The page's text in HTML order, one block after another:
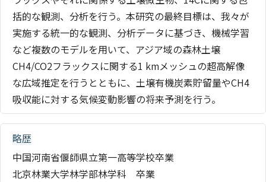
括的な観測、分析を行う。本研究の最終目標は、我々が
実施する統一的な観測、分析データに基づき、機械学習
など複数のモデルを用いて、アジア域の森林土壌
CH4/CO2フラックスに関する1 kmメッシュの超高解像
な広域推定を行うとともに、土壌有機炭素貯留量やCH4
吸収能に対する気候変動影響の将来予測を行う。
略歴
中国河南省偃師県立第一高等学校卒業
北京林業大学林学部林学科 卒業